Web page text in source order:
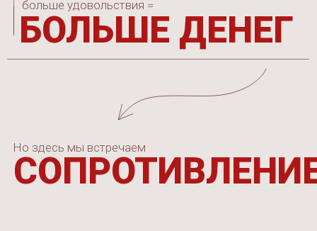
Убрать сопротивление, которое отнимает все